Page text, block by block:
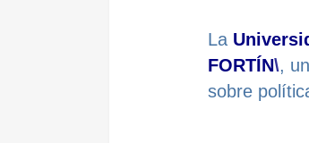
La
FORTÍN\,
sobre